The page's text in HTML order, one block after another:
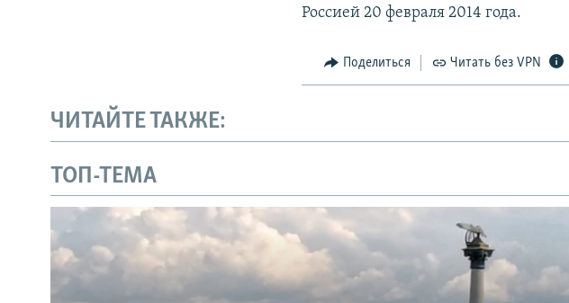
Россией 20 февраля 2014 года.
Поделиться Читать без VPN
ЧИТАЙТЕ ТАКЖЕ:
ТОП-ТЕМА